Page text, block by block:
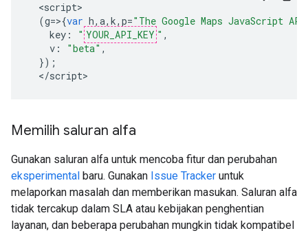
<script
(g=>{var h, a, k, p="The Google Maps JavaScript
key : " YOUR_API_KEY " ,
v : "beta" ,
});
</script>
Memilih saluran alfa
Gunakan saluran alfa untuk mencoba fitur dan perubahan
eksperimental baru. Gunakan Issue Tracker untuk
melaporkan masalah dan memberikan masukan. Saluran alfa
tidak tercakup dalam SLA atau kebijakan penghentian
layanan, dan beberapa perubahan mungkin tidak kompatibel